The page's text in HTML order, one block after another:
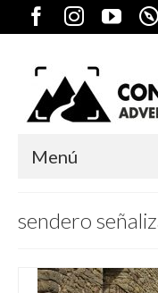
Menú
sendero